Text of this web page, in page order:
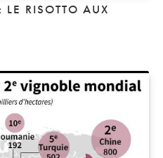
LE RISOTTO AUX